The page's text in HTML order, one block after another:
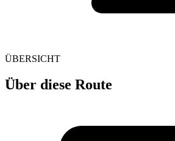
ÜBERSICHT
Über diese Route